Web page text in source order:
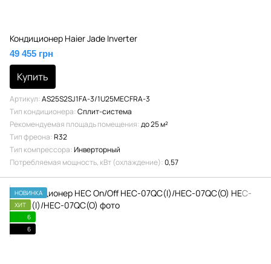
Кондиционер Haier Jade Inverter
49 455 грн
Купить
Артикул AS25S2SJ1FA-3/1U25MECFRA-3
Тип кондиционера Сплит-система
Рекомендуемая площадь помещения до 25 м²
Тип фреона R32
Тип компрессора Инверторный
Потребляемая мощность, кВт (охлаждение) 0,57
НОВИНКА
ХИТ
6
6